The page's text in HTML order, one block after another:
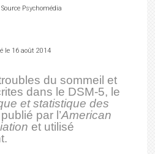
Psychomédia
le 16 août 2014
du sommeil et
dans le DSM-5, le
et statistique des
publié par l’American
et utilisé